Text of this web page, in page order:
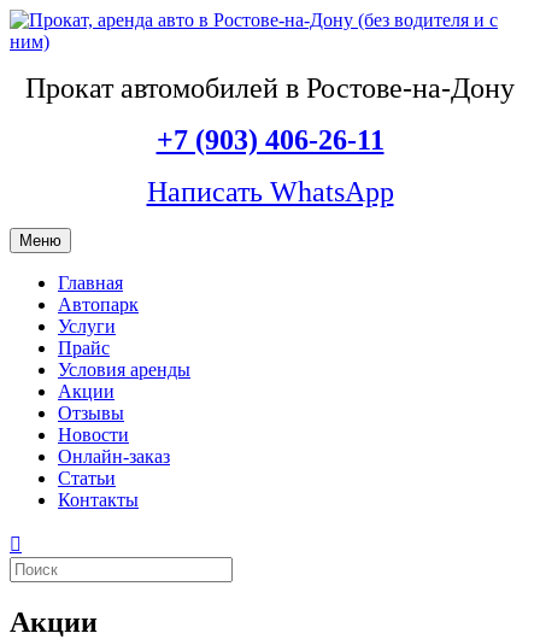
Прокат автомобилей в Ростове-на-Дону
+7 (903) 406-26-11
Написать WhatsApp
Меню
Главная
Автопарк
Услуги
Прайс
Условия аренды
Акции
Отзывы
Новости
Онлайн-заказ
Статьи
Контакты
Акции